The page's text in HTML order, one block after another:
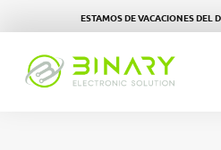
ESTAMOS DE VACACIONES DEL